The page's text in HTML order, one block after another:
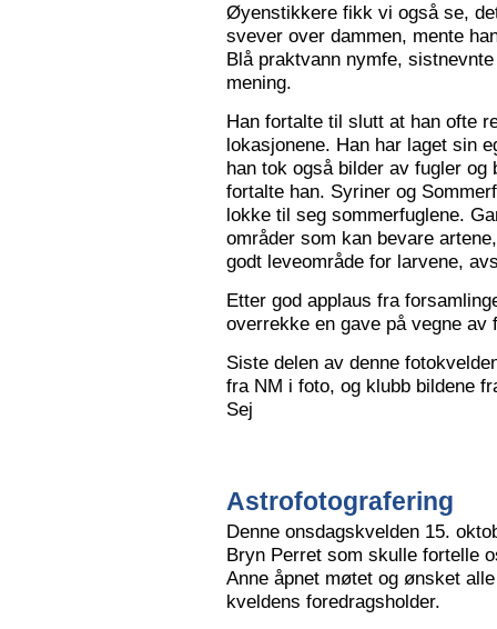
Øyenstikkere fikk vi også se,
svever over dammen, mente
Blå praktvann nymfe,
mening.
Han fortalte til slutt at han ofte
lokasjonene. Han har laget sin
han tok også bilder av fugler
fortalte han. Syriner og
lokke til seg sommerfuglene.
områder som kan bevare
godt leveområde for larvene,
Etter god applaus fra
overrekke en gave på vegne av
Siste delen av denne
fra NM i foto, og klubb bildene
Sej
Astrofotografering
Denne onsdagskvelden 15.
Bryn Perret som skulle fortelle
Anne åpnet møtet og ønsket
kveldens foredragsholder.